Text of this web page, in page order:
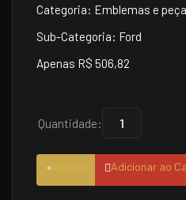
Categoria: Emblemas e
Sub-Categoria: Ford
Apenas R$ 506,82
Quantidade:
Adicionar ao